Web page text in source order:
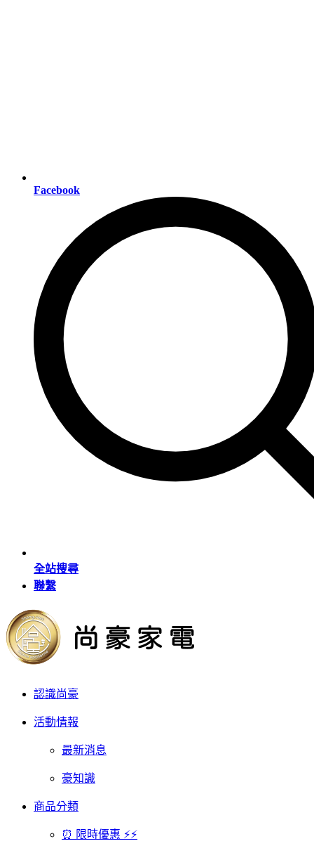
Facebook
全站搜尋
聯繫
認識尚豪
活動情報
最新消息
豪知識
商品分類
⏰ 限時優惠 ⚡⚡